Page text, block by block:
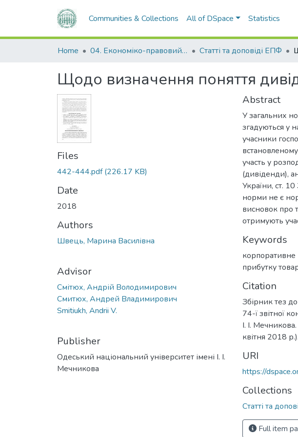
Communities & Collections All of DSpace Statistics
Home 04. Економіко-правовий факультет Статті та доповіді ЕПФ
Щодо визначення поняття
Files
442-444.pdf(226.17 KB)
Date
2018
Authors
Швець, Марина Василівна
Advisor
Смітюх, Андрій Володимирович
Смитюх, Андрей Владимирович
Smitiukh, Andrii V.
Publisher
Одеський національний університет імені І. І.
Мечникова
Abstract
У загальних
згадуються у
учасники
участь у
(дивіденди),
України, ст.
норми не є
висновок про
отримують
Keywords
корпоративне
прибутку
Citation
Збірник тез
74-ї звітної
І. І.
квітня 2018
URI
https://
Collections
Статті та
Full item